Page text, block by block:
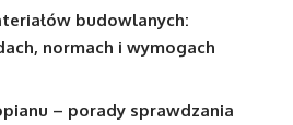
budowlanych:
normach i wymogach
– porady sprawdzania